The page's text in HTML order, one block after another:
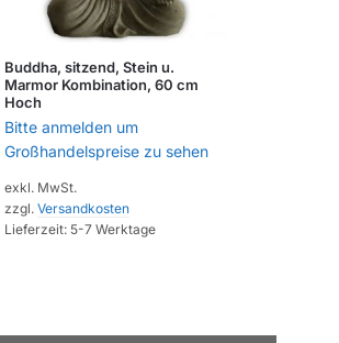
Buddha, sitzend, Stein u.
Marmor Kombination, 60 cm
Hoch
Bitte anmelden um
Großhandelspreise zu sehen
exkl. MwSt.
zzgl. Versandkosten
Lieferzeit: 5-7 Werktage